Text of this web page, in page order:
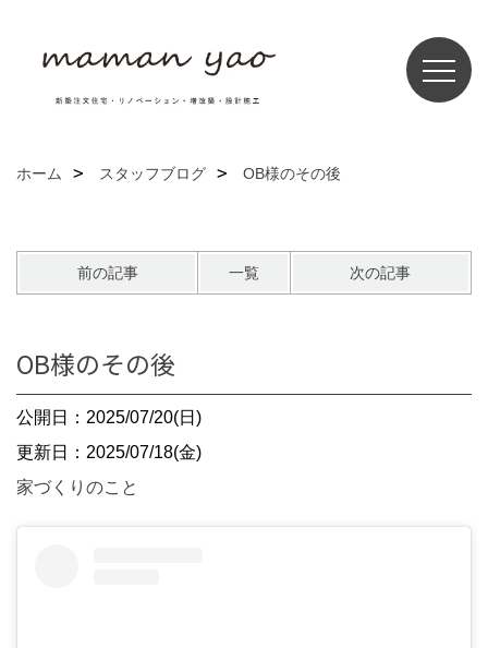
ホーム スタッフブログ OB様のその後
前の記事 一覧 次の記事
OB様のその後
公開日：2025/07/20(日)
更新日：2025/07/18(金)
家づくりのこと